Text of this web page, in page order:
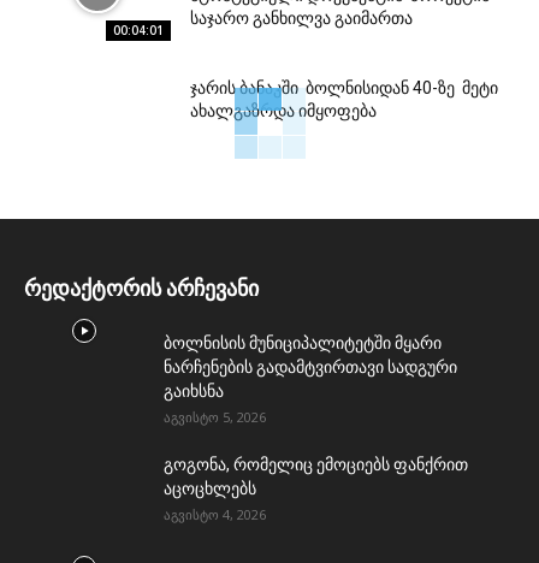
00:04:01
საჯარო განხილვა გაიმართა
ჯარის ბანაკში ბოლნისიდან 40-ზე მეტი
ახალგაზრდა იმყოფება
რედაქტორის არჩევანი
ბოლნისის მუნიციპალიტეტში მყარი
ნარჩენების გადამტვირთავი სადგური
გაიხსნა
აგვისტო 5, 2026
გოგონა, რომელიც ემოციებს ფანქრით
აცოცხლებს
აგვისტო 4, 2026